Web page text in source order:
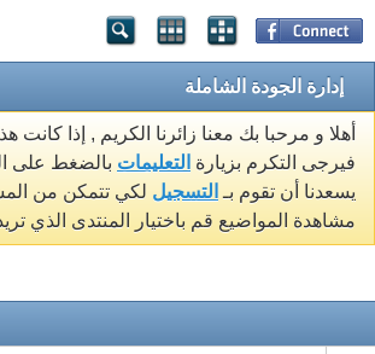
إدارة الجودة الشاملة
أهلا و مرحبا بك معنا زائرنا الكريم , إذا كانت
فيرجى التكرم بزيارة التعليمات بالضغط على
يسعدنا أن تقوم بـ التسجيل لكي تتمكن من
مشاهدة المواضيع قم باختيار المنتدى الذي